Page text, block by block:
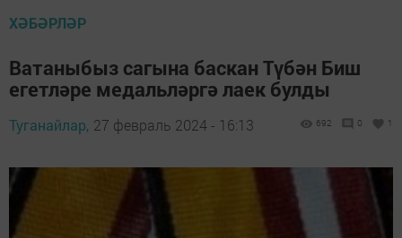
ХӘБӘРЛӘР
Ватаныбыз сагына баскан Түбән Биш
егетләре медальләргә лаек булды
Туганайлар, 27 февраль 2024 - 16:13 692 0 1